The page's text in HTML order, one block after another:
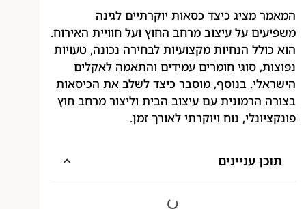
המאמר מציג כיצד כסאות יוקרתיים לגינה
משפיעים על עיצוב מרחב החוץ ועל חוויית האירוח.
הוא כולל הנחיות מקצועיות לבחירה נכונה, טעויות
נפוצות, סוגי חומרים עמידים והתאמה לאקלים
הישראלי. בנוסף, מוסבר כיצד לשלב את הכיסאות
בצורה הרמונית עם עיצוב הבית וליצור מרחב חוץ
פונקציונלי, נוח ויוקרתי לאורך זמן.
תוכן עניינים